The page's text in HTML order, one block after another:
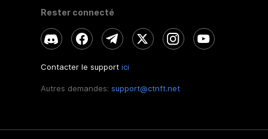
Rester connecté
Contacter le support ici
Autres demandes: support@ctnft.net